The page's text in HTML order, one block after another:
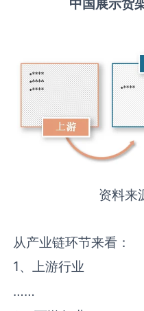
中国展示货
资料来
从产业链环节来看：
1、上游行业
……